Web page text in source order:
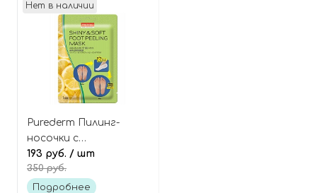
Нет в наличии
Purederm Пилинг-
носочки с
фруктовыми
кислотами Shiny &
soft foot peeling mask
193 руб. / шт
350 руб.
Подробнее